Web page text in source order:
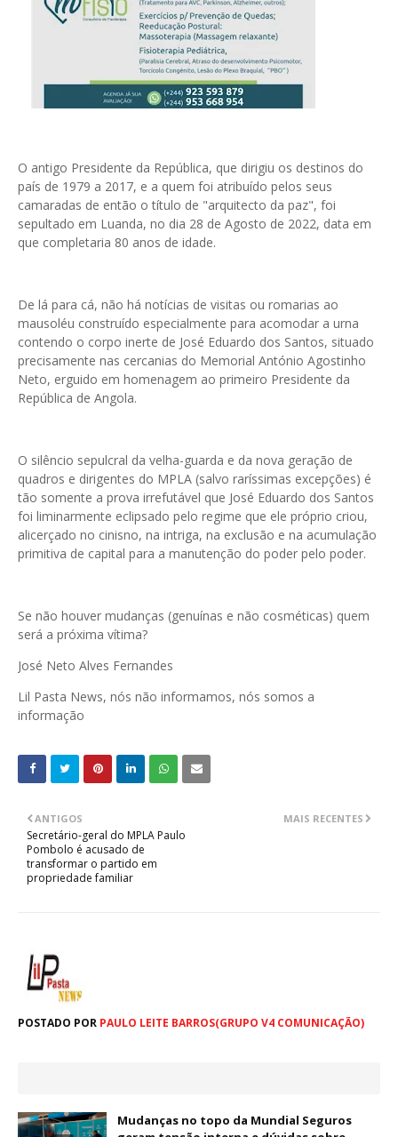
O antigo Presidente da República, que dirigiu os destinos do
país de 1979 a 2017, e a quem foi atribuído pelos seus
camaradas de então o título de "arquitecto da paz", foi
sepultado em Luanda, no dia 28 de Agosto de 2022, data em
que completaria 80 anos de idade.
De lá para cá, não há notícias de visitas ou romarias ao
mausoléu construído especialmente para acomodar a urna
contendo o corpo inerte de José Eduardo dos Santos, situado
precisamente nas cercanias do Memorial António Agostinho
Neto, erguido em homenagem ao primeiro Presidente da
República de Angola.
O silêncio sepulcral da velha-guarda e da nova geração de
quadros e dirigentes do MPLA (salvo raríssimas excepções) é
tão somente a prova irrefutável que José Eduardo dos Santos
foi liminarmente eclipsado pelo regime que ele próprio criou,
alicerçado no cinisno, na intriga, na exclusão e na acumulação
primitiva de capital para a manutenção do poder pelo poder.
Se não houver mudanças (genuínas e não cosméticas) quem
será a próxima vítima?
José Neto Alves Fernandes
Lil Pasta News, nós não informamos, nós somos a
informação
MAIS RECENTES
ANTIGOS
Secretário-geral do MPLA Paulo
Pombolo é acusado de
transformar o partido em
propriedade familiar
POSTADO POR PAULO LEITE BARROS(GRUPO V4 COMUNICAÇÃO)
Mudanças no topo da Mundial Seguros